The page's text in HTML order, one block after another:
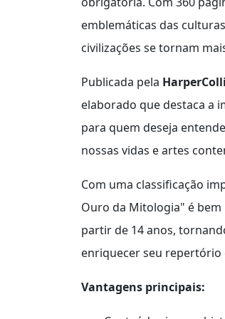
emblemáticas das
civilizações se tornam
Publicada pela
elaborado que destaca a
para quem deseja
nossas vidas e artes
Com uma classificação
Ouro da Mitologia" é
partir de 14 anos,
enriquecer seu repertório
Vantagens principais: